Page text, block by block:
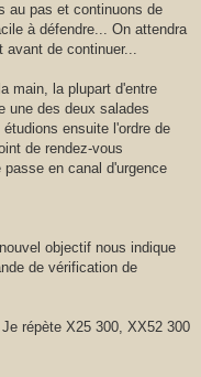
au pas et continuons de
à défendre... On attendra
avant de continuer...
main, la plupart d'entre
une des deux salades
ensuite l'ordre de
de rendez-vous
en canal d'urgence
objectif nous indique
de vérification de
répète X25 300, XX52 300